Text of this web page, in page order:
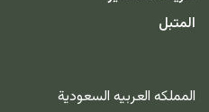
المتبل
المملكه العربيه السعودية